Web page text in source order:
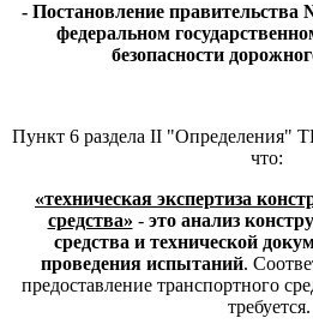
- Постановление правительства
федеральном
безопасности
Пункт 6 раздела II "Определения"
что:
«техническая экспертиза
средства» - это анализ
средства и технической
проведения испытаний.
предоставление транспортного
требуется.